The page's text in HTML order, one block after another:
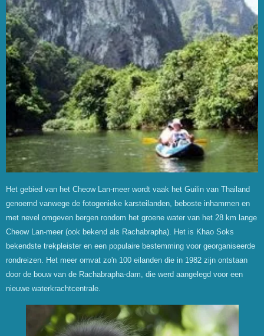
Het gebied van het Cheow Lan-meer wordt vaak het Guilin van Thailand
genoemd vanwege de fotogenieke karsteilanden, beboste inhammen en
met nevel omgeven bergen rondom het groene water van het 28 km lange
Cheow Lan-meer (ook bekend als Rachabrapha). Het is Khao Soks
bekendste trekpleister en een populaire bestemming voor georganiseerde
rondreizen.
Het meer omvat zo'n 100 eilanden die in 1982 zijn ontstaan
door de bouw van de Rachabrapha-dam, die werd aangelegd voor een
nieuwe waterkrachtcentrale.